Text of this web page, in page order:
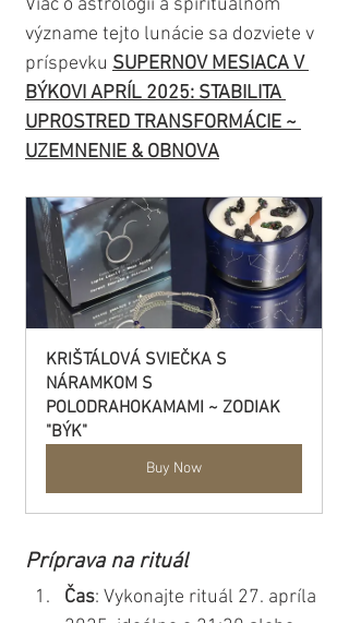
Viac o astrológii a spirituálnom
význame tejto lunácie sa dozviete v
príspevku SUPERNOV MESIACA V
BÝKOVI APRÍL 2025: STABILITA
UPROSTRED TRANSFORMÁCIE ~
UZEMNENIE & OBNOVA
KRIŠTÁLOVÁ SVIEČKA S
NÁRAMKOM S
POLODRAHOKAMAMI ~ ZODIAK
"BÝK"
Buy Now
Príprava na rituál
Čas: Vykonajte rituál 27. apríla